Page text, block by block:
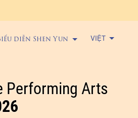
VIỆT
diễn Shen Yun
Performing Arts